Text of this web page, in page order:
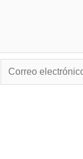
Correo
electrónico*